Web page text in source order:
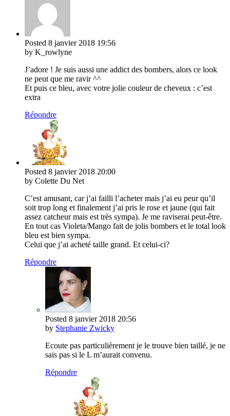
Posted 8 janvier 2018 19:56
by K_rowlyne
J’adore ! Je suis aussi une addict des bombers, alors ce look
ne peut que me ravir ^^
Et puis ce bleu, avec votre jolie couleur de cheveux : c’est
extra
Répondre
Posted 8 janvier 2018 20:00
by Colette Du Net
C’est amusant, car j’ai failli l’acheter mais j’ai eu peur qu’il
soit trop long et finalement j’ai pris le rose et jaune (qui fait
assez catcheur mais est très sympa). Je me raviserai peut-être.
En tout cas Violeta/Mango fait de jolis bombers et le total look
bleu est bien sympa.
Celui que j’ai acheté taille grand. Et celui-ci?
Répondre
Posted 8 janvier 2018 20:56
by Stephanie Zwicky
Ecoute pas particulièrement je le trouve bien taillé, je ne
sais pas si le L m’aurait convenu.
Répondre